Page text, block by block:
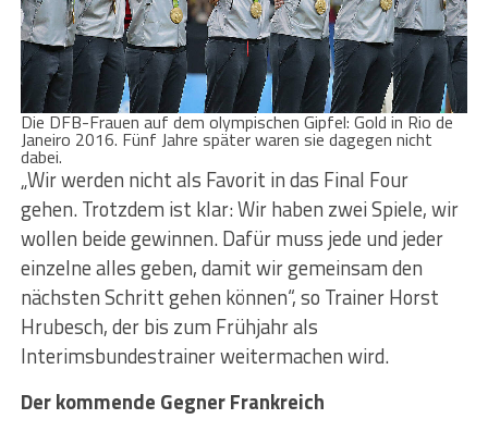
Die DFB-Frauen auf dem olympischen Gipfel: Gold in Rio de
Janeiro 2016. Fünf Jahre später waren sie dagegen nicht
dabei.
„Wir werden nicht als Favorit in das Final Four
gehen. Trotzdem ist klar: Wir haben zwei Spiele, wir
wollen beide gewinnen. Dafür muss jede und jeder
einzelne alles geben, damit wir gemeinsam den
nächsten Schritt gehen können“, so Trainer Horst
Hrubesch, der bis zum Frühjahr als
Interimsbundestrainer weitermachen wird.
Der kommende Gegner Frankreich